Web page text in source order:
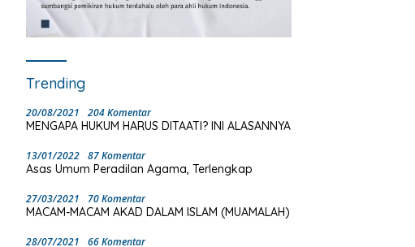
Trending
20/08/2021 204 Komentar
MENGAPA HUKUM HARUS DITAATI? INI ALASANNYA
13/01/2022 87 Komentar
Asas Umum Peradilan Agama, Terlengkap
27/03/2021 70 Komentar
MACAM-MACAM AKAD DALAM ISLAM (MUAMALAH)
28/07/2021 66 Komentar